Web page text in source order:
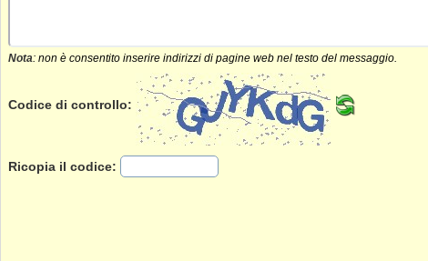
Nota: non è consentito inserire indirizzi di pagine web nel testo del messaggio.
Codice di controllo:
Ricopia il codice: